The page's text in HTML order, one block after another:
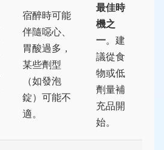
宿醉時可能
伴隨噁心、
胃酸過多，
某些劑型
（如發泡
錠）可能不
適。
最佳時
機之
一。建
議從食
物或低
劑量補
充品開
始。